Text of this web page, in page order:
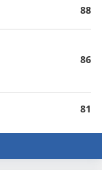
88
86
81